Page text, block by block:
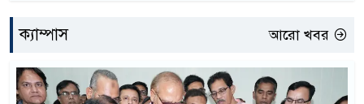
ক্যাম্পাস আরো খবর